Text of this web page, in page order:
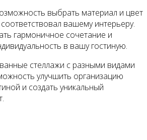
выбрать материал и цвет
вашему интерьеру.
гармоничное сочетание и
в вашу гостиную.
стеллажи с разными видами
улучшить организацию
и создать уникальный